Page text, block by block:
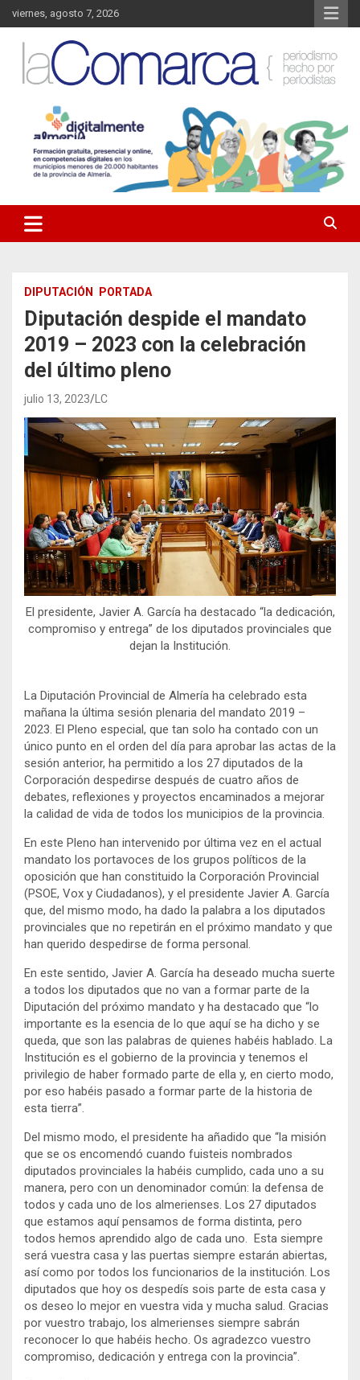
Saltar
al
contenido
viernes, agosto 7, 2026
La Comarca – Noticias del
Almanzora
Almanzora y sus localidades.
DIPUTACIÓN PORTADA
Diputación despide el mandato
2019 – 2023 con la celebración
del último pleno
julio 13, 2023 LC
El presidente, Javier A. García ha destacado “la dedicación,
compromiso y entrega” de los diputados provinciales que
dejan la Institución.
La Diputación Provincial de Almería ha celebrado esta
mañana la última sesión plenaria del mandato 2019 –
2023. El Pleno especial, que tan solo ha contado con un
único punto en el orden del día para aprobar las actas de la
sesión anterior, ha permitido a los 27 diputados de la
Corporación despedirse después de cuatro años de
debates, reflexiones y proyectos encaminados a mejorar
la calidad de vida de todos los municipios de la provincia.
En este Pleno han intervenido por última vez en el actual
mandato los portavoces de los grupos políticos de la
oposición que han constituido la Corporación Provincial
(PSOE, Vox y Ciudadanos), y el presidente Javier A. García
que, del mismo modo, ha dado la palabra a los diputados
provinciales que no repetirán en el próximo mandato y que
han querido despedirse de forma personal.
En este sentido, Javier A. García ha deseado mucha suerte
a todos los diputados que no van a formar parte de la
Diputación del próximo mandato y ha destacado que “lo
importante es la esencia de lo que aquí se ha dicho y se
queda, que son las palabras de quienes habéis hablado. La
Institución es el gobierno de la provincia y tenemos el
privilegio de haber formado parte de ella y, en cierto modo,
por eso habéis pasado a formar parte de la historia de
esta tierra”.
Del mismo modo, el presidente ha añadido que “la misión
que se os encomendó cuando fuisteis nombrados
diputados provinciales la habéis cumplido, cada uno a su
manera, pero con un denominador común: la defensa de
todos y cada uno de los almerienses. Los 27 diputados
que estamos aquí pensamos de forma distinta, pero
todos hemos aprendido algo de cada uno. Esta siempre
será vuestra casa y las puertas siempre estarán abiertas,
así como por todos los funcionarios de la institución. Los
diputados que hoy os despedís sois parte de esta casa y
os deseo lo mejor en vuestra vida y mucha salud. Gracias
por vuestro trabajo, los almerienses siempre sabrán
reconocer lo que habéis hecho. Os agradezco vuestro
compromiso, dedicación y entrega con la provincia”.